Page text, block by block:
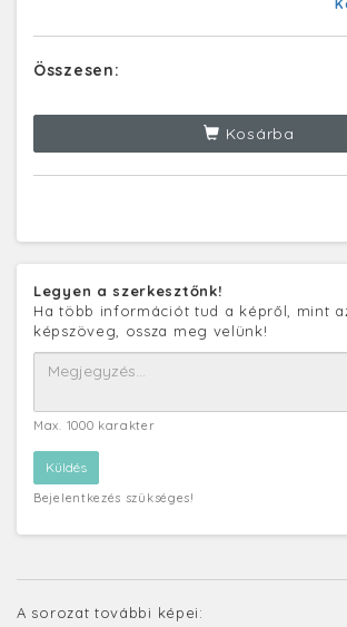
Összesen:
Kosárba
Legyen a szerkesztőnk!
Ha több információt tud a képről, mint
képszöveg, ossza meg velünk!
Max. 1000 karakter
Bejelentkezés szükséges!
A sorozat további képei: